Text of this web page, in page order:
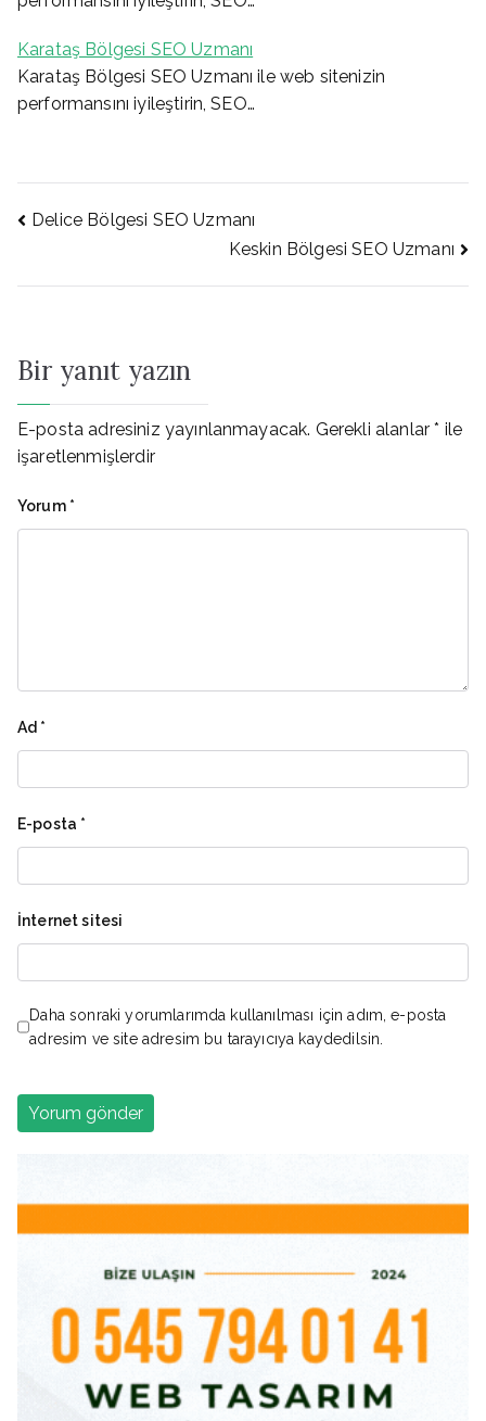
Karataş Bölgesi SEO Uzmanı
Karataş Bölgesi SEO Uzmanı ile web sitenizin
performansını iyileştirin, SEO…
Yazı
Delice Bölgesi SEO Uzmanı
Keskin Bölgesi SEO Uzmanı
Bir yanıt yazın
E-posta adresiniz yayınlanmayacak. Gerekli alanlar* ile
işaretlenmişlerdir
Yorum *
Ad *
E-posta *
İnternet sitesi
Daha sonraki yorumlarımda kullanılması için adım, e-posta
adresim ve site adresim bu tarayıcıya kaydedilsin.